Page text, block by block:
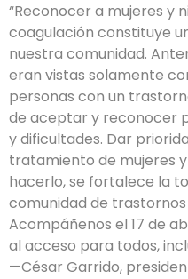
“Reconocer a mujeres y
coagulación constituye
nuestra comunidad.
eran vistas solamente
personas con un
de aceptar y reconocer
y dificultades. Dar
tratamiento de mujeres
hacerlo, se fortalece la
comunidad de
Acompáñenos el 17 de
al acceso para todos,
—César Garrido,